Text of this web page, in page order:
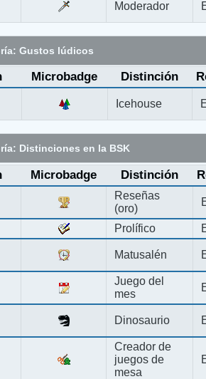
Moderador
Gustos lúdicos
Microbadge Distinción
Icehouse
Distinciones en la BSK
Microbadge Distinción
Reseñas
(oro)
Prolífico
Matusalén
Juego del
mes
Dinosaurio
Creador de
juegos de
mesa